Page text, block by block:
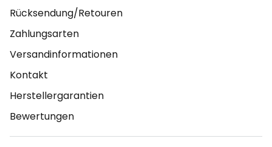
Rücksendung/Retouren
Zahlungsarten
Versandinformationen
Kontakt
Herstellergarantien
Bewertungen